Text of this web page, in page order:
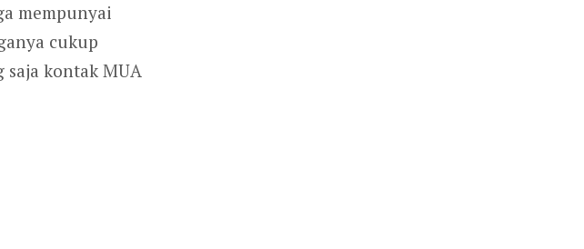
mempunyai
cukup
kontak MUA